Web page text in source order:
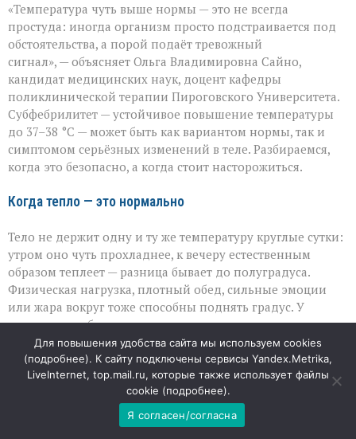
спешите
пить
что
скрывает
температура
37–
38 °C
«Температура чуть выше нормы — это не всегда
простуда: иногда организм просто подстраивается под
обстоятельства, а порой подаёт тревожный
сигнал», — объясняет Ольга Владимировна Сайно,
кандидат медицинских наук, доцент кафедры
поликлинической терапии Пироговского Университета.
Субфебрилитет — устойчивое повышение температуры
до 37–38 °C — может быть как вариантом нормы, так и
симптомом серьёзных изменений в теле. Разбираемся,
когда это безопасно, а когда стоит насторожиться.
Когда тепло — это нормально
Тело не держит одну и ту же температуру круглые сутки:
утром оно чуть прохладнее, к вечеру естественным
образом теплеет — разница бывает до полуградуса.
Физическая нагрузка, плотный обед, сильные эмоции
или жара вокруг тоже способны поднять градус. У
женщин колебания нередко связаны с гормональными
циклами: прогестерон слегка «подогревает» организм,
поэтому небольшой подъём температуры бывает в
начале беременности или в период гормональной
перестройки. В таких случаях отклонение от привычной
нормы — не болезнь, а реакция на внутренние или
Для повышения удобства сайта мы используем cookies
(подробнее). К сайту подключены сервисы Yandex.Metrika,
LiveInternet, top.mail.ru, которые также использует файлы
cookie (подробнее).
Я согласен/согласна